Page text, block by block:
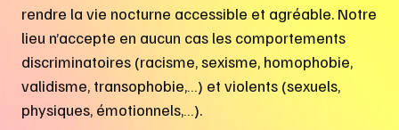
rendre la vie nocturne accessible et agréable. Notre
lieu n’accepte en aucun cas les comportements
discriminatoires (racisme, sexisme, homophobie,
validisme, transophobie,…) et violents (sexuels,
physiques, émotionnels,…).